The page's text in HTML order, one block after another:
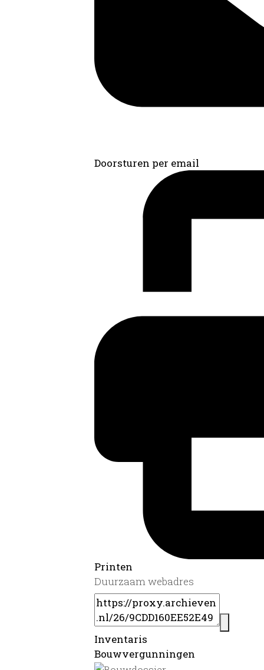
Doorsturen per email
Printen
Duurzaam webadres
Inventaris
Bouwvergunningen